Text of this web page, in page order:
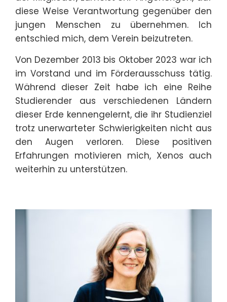
diese Weise Verantwortung gegenüber den
jungen Menschen zu übernehmen. Ich
entschied mich, dem Verein beizutreten.
Von Dezember 2013 bis Oktober 2023 war ich
im Vorstand und im Förderausschuss tätig.
Während dieser Zeit habe ich eine Reihe
Studierender aus verschiedenen Ländern
dieser Erde kennengelernt, die ihr Studienziel
trotz unerwarteter Schwierigkeiten nicht aus
den Augen verloren. Diese positiven
Erfahrungen motivieren mich, Xenos auch
weiterhin zu unterstützen.